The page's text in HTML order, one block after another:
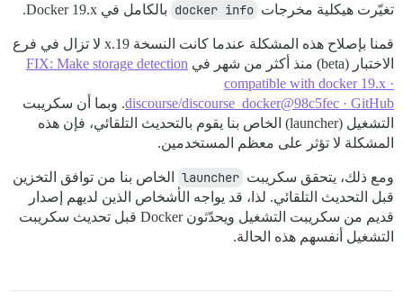
تغيّرت هيكلية مخرجات docker info بالكامل في Docker 19.x.
قمنا بإصلاح هذه المشكلة عندما كانت النسخة 19.x لا تزال في فرع
الاختبار (beta) منذ أكثر من شهر في
FIX: Make storage detection
compatible with docker 19.x ·
discourse/discourse_docker@98c5fec · GitHub. وبما أن سكريبت
التشغيل (launcher) الخاص بنا يقوم بالتحديث التلقائي، فإن هذه
المشكلة لا تؤثر على معظم المستخدمين.
ومع ذلك، يتحقق سكريبت launcher
الخاص بنا من توافق التخزين
قبل التحديث التلقائي. لذا، قد يواجه الأشخاص الذين لديهم إصدار
قديم من سكريبت التشغيل ويحدّثون Docker قبل تحديث سكريبت
التشغيل أنفسهم هذه الحالة.